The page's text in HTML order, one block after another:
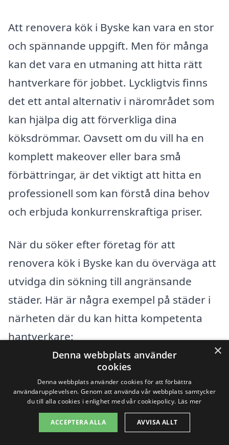
Att renovera kök i Byske kan vara en stor
och spännande uppgift. Men för många
kan det vara en utmaning att hitta rätt
hantverkare för jobbet. Lyckligtvis finns
det ett antal alternativ i närområdet som
kan hjälpa dig att förverkliga dina
köksdrömmar. Oavsett om du vill ha en
komplett makeover eller bara små
förbättringar, är det viktigt att hitta en
professionell som kan förstå dina behov
och erbjuda konkurrenskraftiga priser.
När du söker efter företag för att
renovera kök i Byske kan du överväga att
utvidga din sökning till angränsande
städer. Här är några exempel på städer i
närheten där du kan hitta kompetenta
hantverkare:
Piteå
Robertsfors
×
Denna webbplats använder
cookies
Denna webbplats använder cookies för att förbättra
användarupplevelsen. Genom att använda vår webbplats samtycker
du till alla cookies i enlighet med vår cookiepolicy. Läs mer
ACCEPTERA ALLA AVVISA ALLT